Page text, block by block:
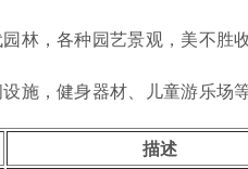
林，各种园艺景观，美不胜收
施，健身器材、儿童游乐场
描述